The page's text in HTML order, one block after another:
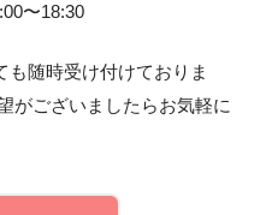
〜18:30
も随時受け付けておりま
がございましたらお気軽に